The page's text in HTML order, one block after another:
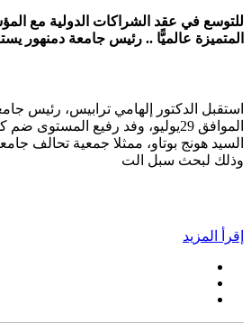
للتوسع في عقد الشراكات الدولية مع
المتميزة عالميًّا .. رئيس جامعة دمنهور
استقبل الدكتور إلهامي ترابيس، رئيس
الموافق 29يوليو، وفد رفيع المستوى
السيد هونج بوتاو، ممثلا جمعية تحالف
وذلك لبحث سبل الت
إقرأ المزيد